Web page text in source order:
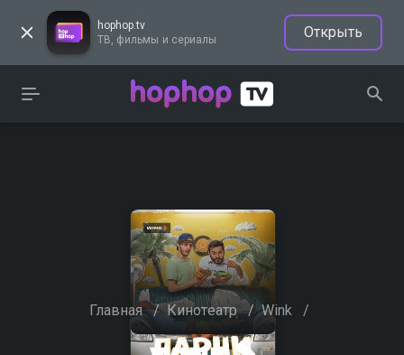
hophop.tv
ТВ, фильмы и сериалы
Открыть
Главная / Кинотеатр / Wink /